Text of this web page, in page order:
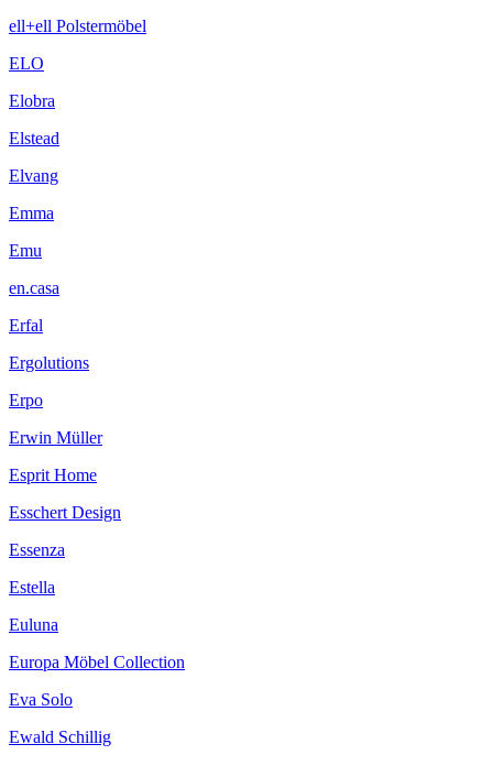
ell+ell Polstermöbel
ELO
Elobra
Elstead
Elvang
Emma
Emu
en.casa
Erfal
Ergolutions
Erpo
Erwin Müller
Esprit Home
Esschert Design
Essenza
Estella
Euluna
Europa Möbel Collection
Eva Solo
Ewald Schillig